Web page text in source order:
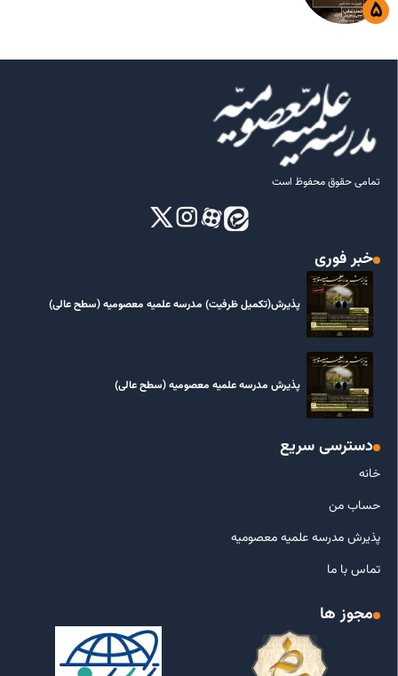
تمامی حقوق محفوظ است
خبر فوری
پذیرش(تکمیل ظرفیت) مدرسه علمیه معصومیه‌ (سطح عالی)
پذیرش مدرسه علمیه معصومیه‌ (سطح عالی)
دسترسی سریع
خانه
حساب من
پذیرش مدرسه علمیه معصومیه
تماس با ما
مجوز ها